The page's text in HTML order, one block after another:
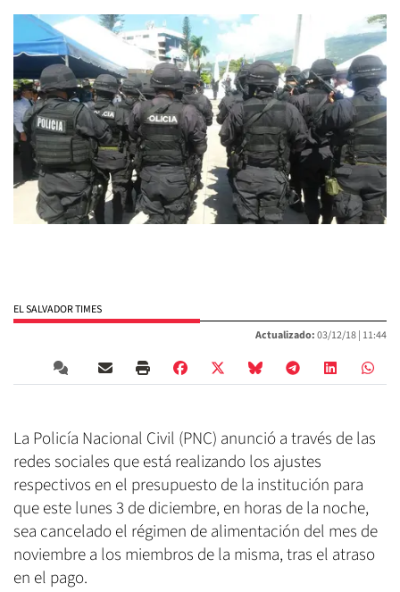
EL SALVADOR TIMES
Actualizado:03/12/18 | 11:44
La Policía Nacional Civil (PNC) anunció a través de las
redes sociales que está realizando los ajustes
respectivos en el presupuesto de la institución para
que este lunes 3 de diciembre, en horas de la noche,
sea cancelado el régimen de alimentación del mes de
noviembre a los miembros de la misma, tras el atraso
en el pago.